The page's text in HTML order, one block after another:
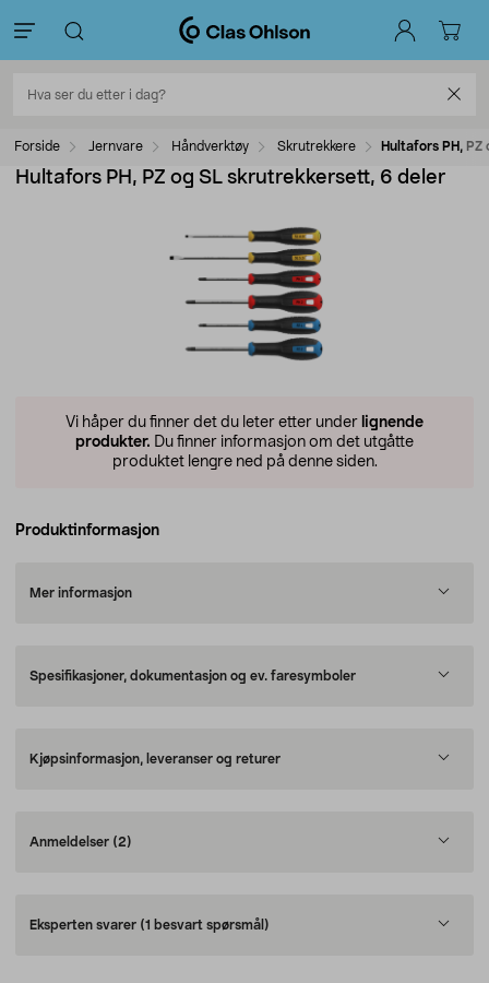
Forside Jernvare Håndverktøy Skrutrekkere Hultafors PH,
Hultafors PH, PZ og SL skrutrekkersett, 6 deler
Vi håper du finner det du leter etter under lignende
produkter. Du finner informasjon om det utgåtte
produktet lengre ned på denne siden.
Produktinformasjon
Mer informasjon
Spesifikasjoner, dokumentasjon og ev. faresymboler
Kjøpsinformasjon, leveranser og returer
Anmeldelser (2)
Eksperten svarer (1 besvart spørsmål)